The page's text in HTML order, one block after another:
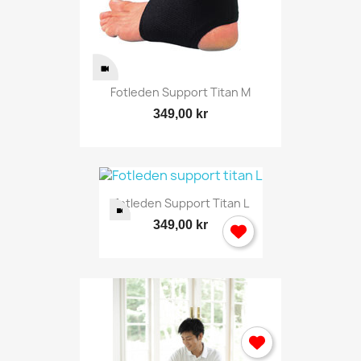
Fotleden Support Titan M
349,00 kr
Fotleden Support Titan L
349,00 kr